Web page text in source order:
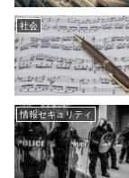
社会
情報セキュリティ